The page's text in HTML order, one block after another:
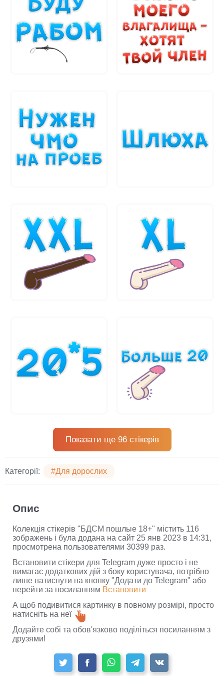
Показати ще 96 стікерів
Категорії: #Для дорослих
Опис
Колекція стікерів "БДСМ пошлые 18+" містить 116
зображень і була додана на сайт 25 янв 2023 в 14:31,
просмотрена пользователями 30399 раз.
Встановити стікери для Telegram дуже просто і не
вимагає додаткових дій з боку користувача, потрібно
лише натиснути на кнопку "Додати до Telegram" або
перейти за посиланням Встановити
А щоб подивитися картинку в повному розмірі, просто
натисніть на неї
Додайте собі та обов'язково поділіться посиланням з
друзями!